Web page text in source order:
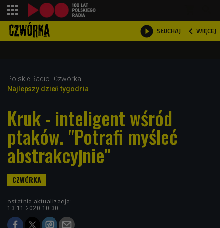
 SŁUCHAJ  WIĘCEJ

Polskie Radio
Czwórka
Najlepszy dzień tygodnia
Kruk - inteligent wśród
ptaków. "Potrafi myśleć
abstrakcyjnie"
ostatnia aktualizacja:
13.11.2020 10:30